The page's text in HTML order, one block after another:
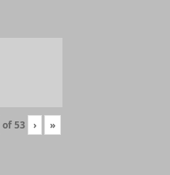
of53 › »